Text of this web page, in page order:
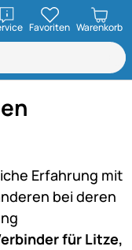
öffnenFavoriten Warenkorb
5 (25
Erfahrung mit
bei deren
für Litze,